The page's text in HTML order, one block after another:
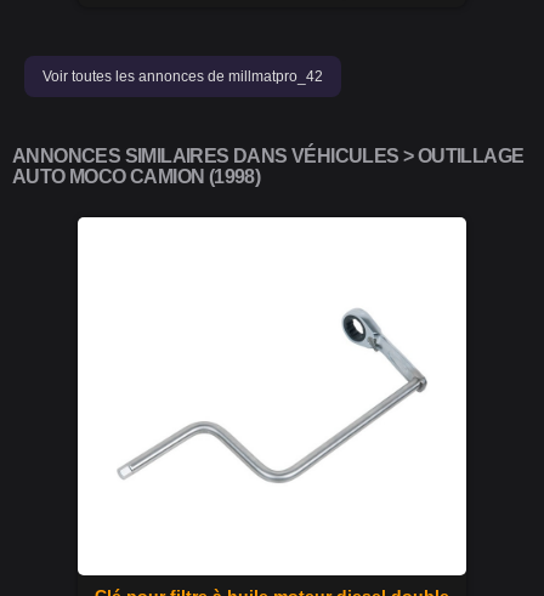
Voir toutes les annonces de millmatpro_42
ANNONCES SIMILAIRES DANS VÉHICULES > OUTILLAGE
AUTO MOCO CAMION (1998)